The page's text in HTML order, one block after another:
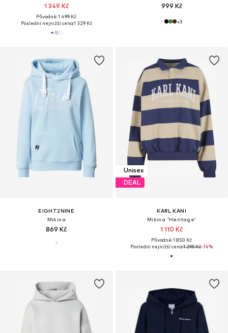
1 349 Kč
Původně: 1 499 Kč
Poslední nejnižší cena:1 329 Kč
999 Kč
+3
EIGHT2NINE
Mikina
869 Kč
Unisex
DEAL
KARL KANI
Mikina 'Heritage'
1 110 Kč
Původně: 1 850 Kč
Poslední nejnižší cena:1 295 Kč-14%